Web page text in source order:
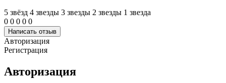
5 звёзд 4 звeзды 3 звeзды 2 звeзды 1 звeзда
0 0 0 0 0
Написать отзыв
Авторизация
Регистрация
Авторизация